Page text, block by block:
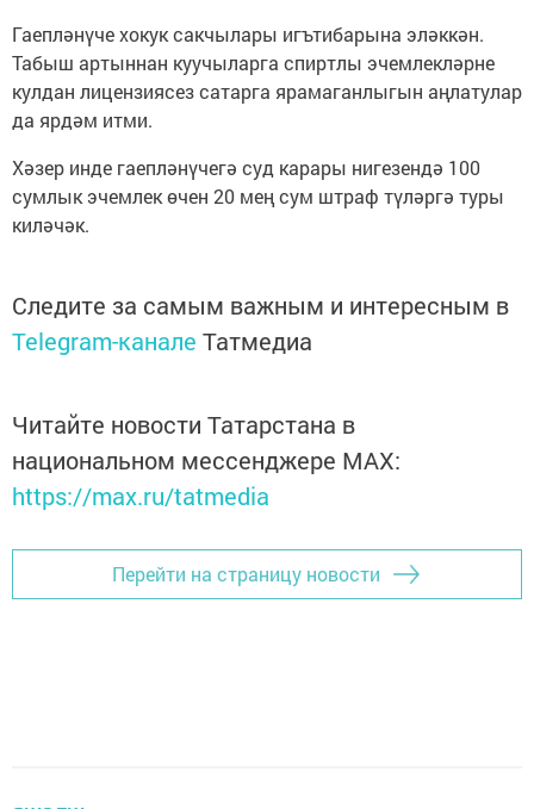
Гаепләнүче хокук сакчылары игътибарына эләккән.
Табыш артыннан куучыларга спиртлы эчемлекләрне
кулдан лицензиясез сатарга ярамаганлыгын аңлатулар
да ярдәм итми.
Хәзер инде гаепләнүчегә суд карары нигезендә 100
сумлык эчемлек өчен 20 мең сум штраф түләргә туры
киләчәк.
Следите за самым важным и интересным в
Telegram-канале Татмедиа
Читайте новости Татарстана в
национальном мессенджере MАХ:
https://max.ru/tatmedia
Перейти на страницу новости